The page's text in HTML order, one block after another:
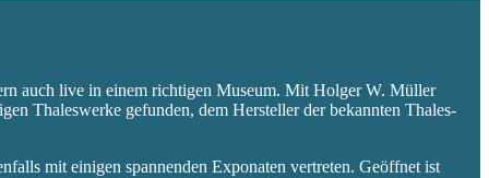
auch live in einem richtigen Museum. Mit Holger W. Müller
Thaleswerke gefunden, dem Hersteller der bekannten Thales-
mit einigen spannenden Exponaten vertreten. Geöffnet ist